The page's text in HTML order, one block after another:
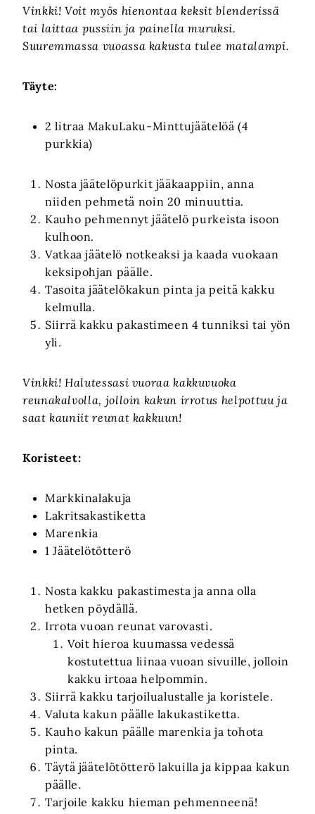
Vinkki! Voit myös hienontaa keksit blenderissä
tai laittaa pussiin ja painella muruksi.
Suuremmassa vuoassa kakusta tulee matalampi.
Täyte:
2 litraa MakuLaku-Minttujäätelöä (4
purkkia)
Nosta jäätelöpurkit jääkaappiin, anna
niiden pehmetä noin 20 minuuttia.
Kauho pehmennyt jäätelö purkeista isoon
kulhoon.
Vatkaa jäätelö notkeaksi ja kaada vuokaan
keksipohjan päälle.
Tasoita jäätelökakun pinta ja peitä kakku
kelmulla.
Siirrä kakku pakastimeen 4 tunniksi tai yön
yli.
Vinkki! Halutessasi vuoraa kakkuvuoka
reunakalvolla, jolloin kakun irrotus helpottuu ja
saat kauniit reunat kakkuun!
Koristeet:
Markkinalakuja
Lakritsakastiketta
Marenkia
1 Jäätelötötterö
Nosta kakku pakastimesta ja anna olla
hetken pöydällä.
Irrota vuoan reunat varovasti.
Voit hieroa kuumassa vedessä
kostutettua liinaa vuoan sivuille, jolloin
kakku irtoaa helpommin.
Siirrä kakku tarjoilualustalle ja koristele.
Valuta kakun päälle lakukastiketta.
Kauho kakun päälle marenkia ja tohota
pinta.
Täytä jäätelötötterö lakuilla ja kippaa kakun
päälle.
Tarjoile kakku hieman pehmenneenä!